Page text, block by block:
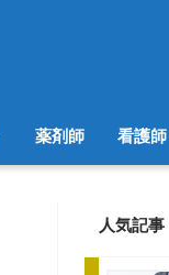
薬剤師 看護師
人気記事